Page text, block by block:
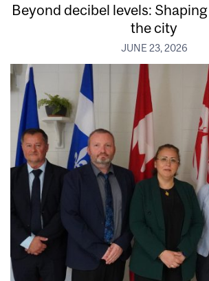
Beyond decibel levels:
the city
JUNE 23, 2026